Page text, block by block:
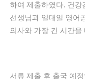
하여 제출하였다. 건
선생님과 일대일 영어
의사와 가장 긴 시간
서류 제출 후 출국 예